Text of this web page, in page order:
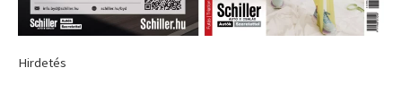
Hirdetés